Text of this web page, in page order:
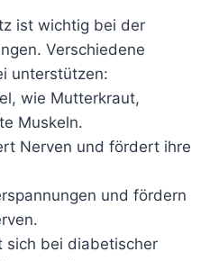
ist wichtig bei der
Verschiedene
unterstützen:
wie Mutterkraut,
Muskeln.
Nerven und fördert ihre
und fördern
sich bei diabetischer